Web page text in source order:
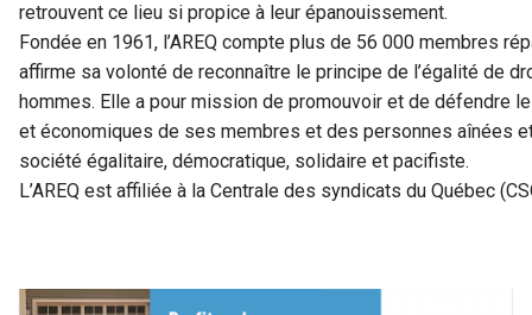
retrouvent ce lieu si propice à leur épanouissement.
Fondée en 1961, l’AREQ compte plus de 56 000 membres
affirme sa volonté de reconnaître le principe de l’égalité de
hommes. Elle a pour mission de promouvoir et de défendre
et économiques de ses membres et des personnes aînées
société égalitaire, démocratique, solidaire et pacifiste.
L’AREQ est affiliée à la Centrale des syndicats du Québec